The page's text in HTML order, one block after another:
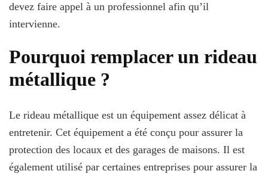
devez faire appel à un professionnel afin qu’il
intervienne.
Pourquoi remplacer un rideau
métallique ?
Le rideau métallique est un équipement assez délicat à
entretenir. Cet équipement a été conçu pour assurer la
protection des locaux et des garages de maisons. Il est
également utilisé par certaines entreprises pour assurer la